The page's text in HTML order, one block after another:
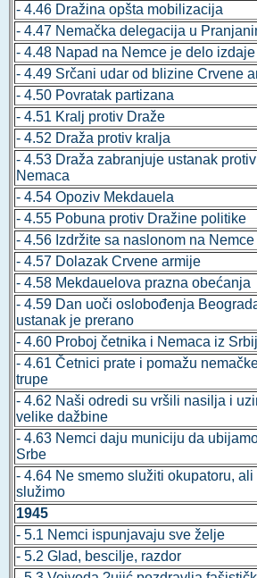
- 4.46 Dražina opšta mobilizacija
- 4.47 Nemačka delegacija u
- 4.48 Napad na Nemce je delo izdaje
- 4.49 Srčani udar od blizine Crvene
- 4.50 Povratak partizana
- 4.51 Kralj protiv Draže
- 4.52 Draža protiv kralja
- 4.53 Draža zabranjuje ustanak protiv
Nemaca
- 4.54 Opoziv Mekdauela
- 4.55 Pobuna protiv Dražine politike
- 4.56 Izdržite sa naslonom na Nemce
- 4.57 Dolazak Crvene armije
- 4.58 Mekdauelova prazna obećanja
- 4.59 Dan uoči oslobođenja
ustanak je prerano
- 4.60 Proboj četnika i Nemaca iz
- 4.61 Četnici prate i pomažu
trupe
- 4.62 Naši odredi su vršili nasilja i
velike dažbine
- 4.63 Nemci daju municiju da
Srbe
- 4.64 Ne smemo služiti okupatoru, ali
služimo
1945
- 5.1 Nemci ispunjavaju sve želje
- 5.2 Glad, bescilje, razdor